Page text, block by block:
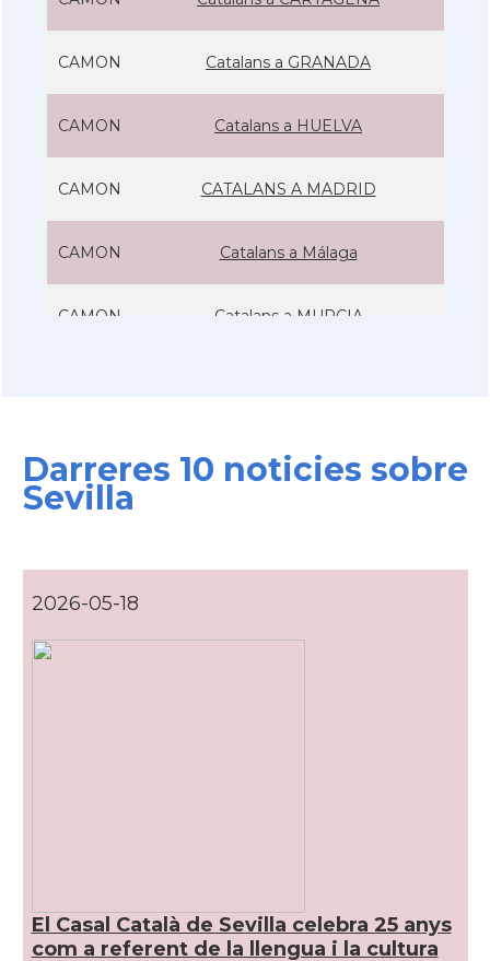
CAMON Catalans a GRANADA
CAMON Catalans a HUELVA
CAMON CATALANS A MADRID
CAMON Catalans a Málaga
CAMON Catalans a MURCIA
CAMON
CAMON Catalans a VALLADOLID
Darreres 10 noticies sobre
Sevilla
2026-05-18
El Casal Català de Sevilla celebra 25 anys
com a referent de la llengua i la cultura